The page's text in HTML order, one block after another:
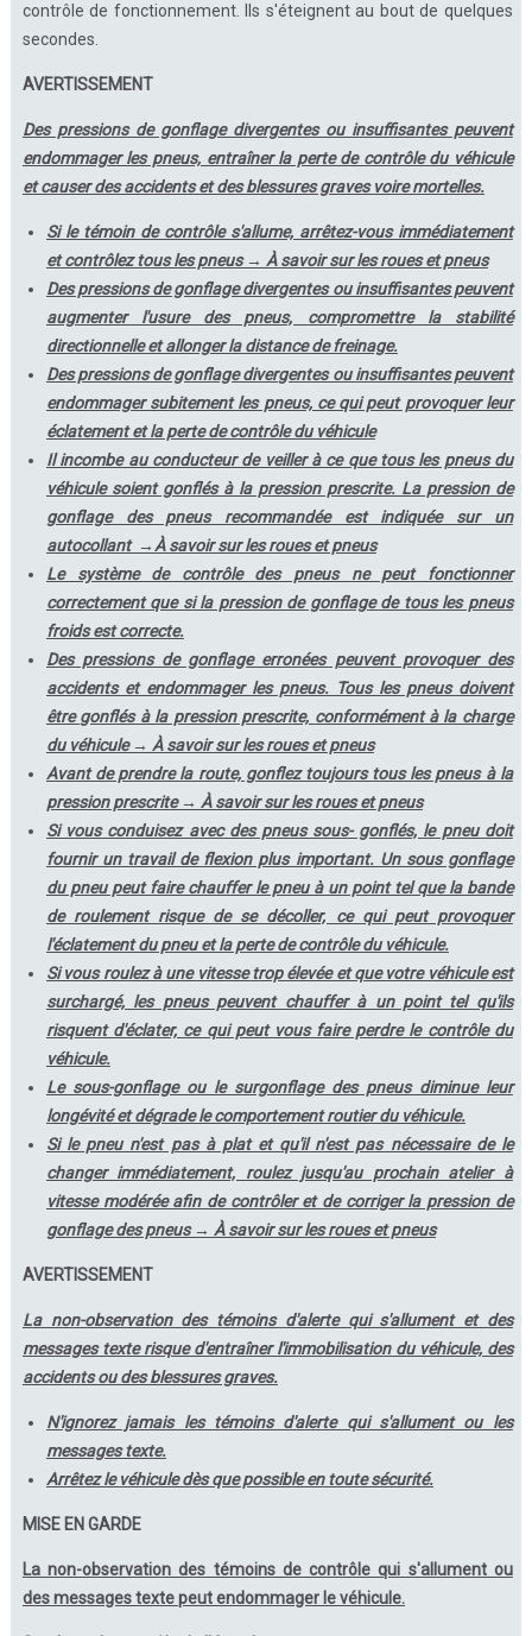
contrôle de fonctionnement. Ils s'éteignent au bout de quelques
secondes.
AVERTISSEMENT
Des pressions de gonflage divergentes ou insuffisantes peuvent
endommager les pneus, entraîner la perte de contrôle du véhicule
et causer des accidents et des blessures graves voire mortelles.
Si le témoin de contrôle s'allume, arrêtez-vous immédiatement
et contrôlez tous les pneus → À savoir sur les roues et pneus
Des pressions de gonflage divergentes ou insuffisantes peuvent
augmenter l'usure des pneus, compromettre la stabilité
directionnelle et allonger la distance de freinage.
Des pressions de gonflage divergentes ou insuffisantes peuvent
endommager subitement les pneus, ce qui peut provoquer leur
éclatement et la perte de contrôle du véhicule
Il incombe au conducteur de veiller à ce que tous les pneus du
véhicule soient gonflés à la pression prescrite. La pression de
gonflage des pneus recommandée est indiquée sur un
autocollant →À savoir sur les roues et pneus
Le système de contrôle des pneus ne peut fonctionner
correctement que si la pression de gonflage de tous les pneus
froids est correcte.
Des pressions de gonflage erronées peuvent provoquer des
accidents et endommager les pneus. Tous les pneus doivent
être gonflés à la pression prescrite, conformément à la charge
du véhicule → À savoir sur les roues et pneus
Avant de prendre la route, gonflez toujours tous les pneus à la
pression prescrite → À savoir sur les roues et pneus
Si vous conduisez avec des pneus sous- gonflés, le pneu doit
fournir un travail de flexion plus important. Un sous gonflage
du pneu peut faire chauffer le pneu à un point tel que la bande
de roulement risque de se décoller, ce qui peut provoquer
l'éclatement du pneu et la perte de contrôle du véhicule.
Si vous roulez à une vitesse trop élevée et que votre véhicule est
surchargé, les pneus peuvent chauffer à un point tel qu'ils
risquent d'éclater, ce qui peut vous faire perdre le contrôle du
véhicule.
Le sous-gonflage ou le surgonflage des pneus diminue leur
longévité et dégrade le comportement routier du véhicule.
Si le pneu n'est pas à plat et qu'il n'est pas nécessaire de le
changer immédiatement, roulez jusqu'au prochain atelier à
vitesse modérée afin de contrôler et de corriger la pression de
gonflage des pneus → À savoir sur les roues et pneus
AVERTISSEMENT
La non-observation des témoins d'alerte qui s'allument et des
messages texte risque d'entraîner l'immobilisation du véhicule, des
accidents ou des blessures graves.
N'ignorez jamais les témoins d'alerte qui s'allument ou les
messages texte.
Arrêtez le véhicule dès que possible en toute sécurité.
MISE EN GARDE
La non-observation des témoins de contrôle qui s'allument ou
des messages texte peut endommager le véhicule.